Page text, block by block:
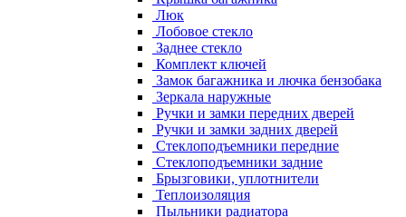
Люк
Лобовое стекло
Заднее стекло
Комплект ключей
Замок багажника и лючка бензобака
Зеркала наружные
Ручки и замки передних дверей
Ручки и замки задних дверей
Стеклоподъемники передние
Стеклоподъемники задние
Брызговики, уплотнители
Теплоизоляция
Пыльники радиатора